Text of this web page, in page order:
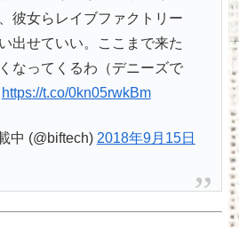
彼女らレイブファクトリー
出せていい。ここまで来た
なってくるわ（デニーズで
https://t.co/0kn05rwkBm
中 (@biftech) 2018年9月15日